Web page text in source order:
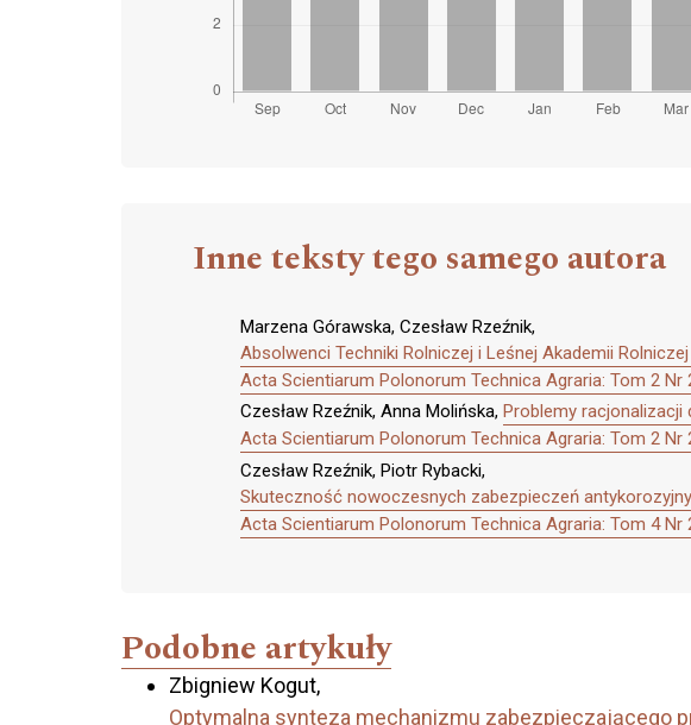
Inne teksty tego samego autora
Marzena Górawska, Czesław Rzeźnik,
Absolwenci Techniki Rolniczej i Leśnej Akademii
Acta Scientiarum Polonorum Technica Agraria: Tom 2 Nr
Czesław Rzeźnik, Anna Molińska, Problemy
Acta Scientiarum Polonorum Technica Agraria: Tom 2 Nr
Czesław Rzeźnik, Piotr Rybacki,
Skuteczność nowoczesnych zabezpieczeń
Acta Scientiarum Polonorum Technica Agraria: Tom 4 Nr
Podobne artykuły
Zbigniew Kogut,
Optymalna synteza mechanizmu zabezpieczającego